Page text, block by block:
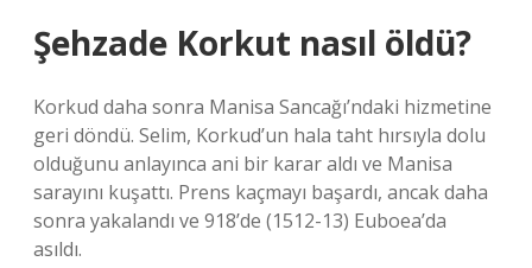
Şehzade Korkut nasıl öldü?
Korkud daha sonra Manisa Sancağı’ndaki hizmetine
geri döndü. Selim, Korkud’un hala taht hırsıyla dolu
olduğunu anlayınca ani bir karar aldı ve Manisa
sarayını kuşattı. Prens kaçmayı başardı, ancak daha
sonra yakalandı ve 918’de (1512-13) Euboea’da
asıldı.